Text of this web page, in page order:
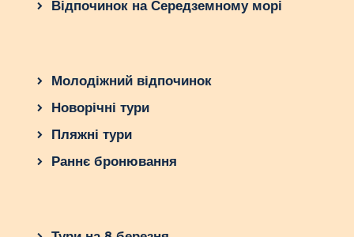
Відпочинок на Середземному морі
Молодіжний відпочинок
Новорічні тури
Пляжні тури
Раннє бронювання